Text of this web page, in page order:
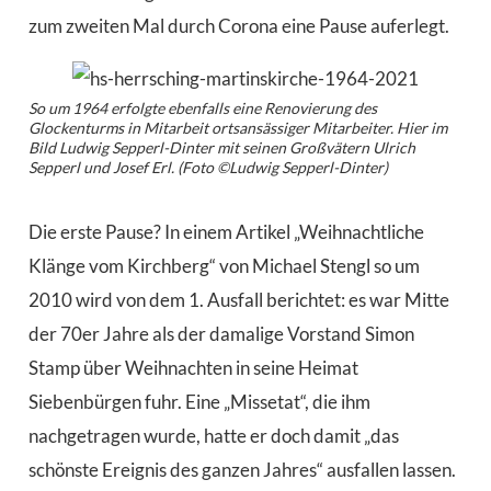
zum zweiten Mal durch Corona eine Pause auferlegt.
So um 1964 erfolgte ebenfalls eine Renovierung des
Glockenturms in Mitarbeit ortsansässiger Mitarbeiter. Hier im
Bild Ludwig Sepperl-Dinter mit seinen Großvätern Ulrich
Sepperl und Josef Erl. (Foto ©Ludwig Sepperl-Dinter)
Die erste Pause? In einem Artikel „Weihnachtliche
Klänge vom Kirchberg“ von Michael Stengl so um
2010 wird von dem 1. Ausfall berichtet: es war Mitte
der 70er Jahre als der damalige Vorstand Simon
Stamp über Weihnachten in seine Heimat
Siebenbürgen fuhr. Eine „Missetat“, die ihm
nachgetragen wurde, hatte er doch damit „das
schönste Ereignis des ganzen Jahres“ ausfallen lassen.